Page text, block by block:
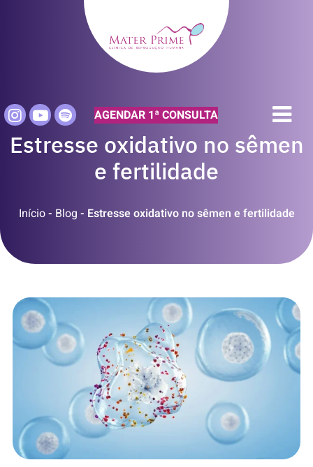
AGENDAR 1ª CONSULTA
Estresse oxidativo no sêmen
e fertilidade
Início- Blog - Estresse oxidativo no sêmen e fertilidade